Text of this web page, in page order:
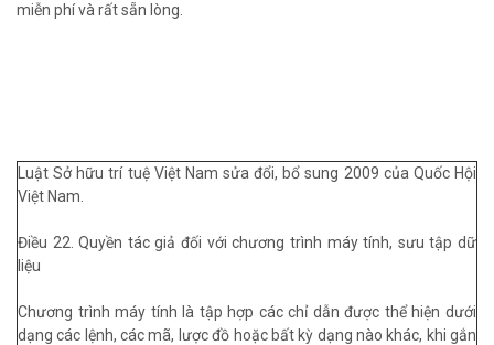
miễn phí và rất sẵn lòng.
Luật Sở hữu trí tuệ Việt Nam sửa đổi, bổ sung 2009 của Quốc Hội
Việt Nam.
Điều 22. Quyền tác giả đối với chương trình máy tính, sưu tập dữ
liệu
Chương trình máy tính là tập hợp các chỉ dẫn được thể hiện dưới
dạng các lệnh, các mã, lược đồ hoặc bất kỳ dạng nào khác, khi gắn